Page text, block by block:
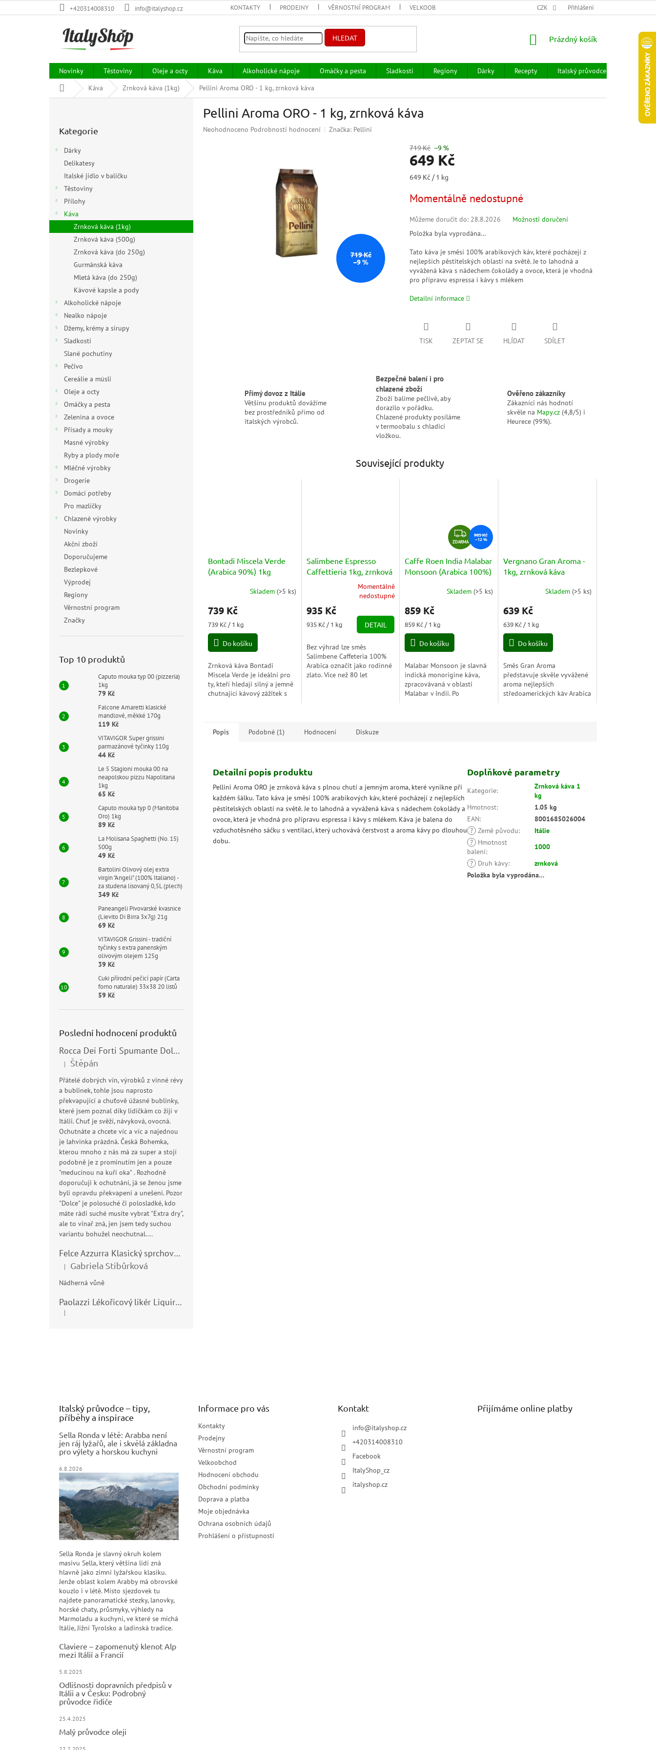
na
+420314008310 info@italyshop.cz KONTAKTY PRODEJNY VĚRNOSTNÍ PROGRAM VELKOOBCHOD HODNOCENÍ OBCHODU OBCHODNÍ PODMÍNKY
CZK Přihlášení
HLEDAT
NÁKUPNÍ
Prázdný košík
Novinky Těstoviny Oleje a octy Káva Alkoholické nápoje Omáčky a pesta Sladkosti Regiony Dárky Recepty Italský průvodce
Prodejny
Domů
Káva Zrnková káva (1kg) Pellini Aroma ORO - 1 kg, zrnková káva
n
e
kategorie
Kategorie
Dárky
Delikatesy
Italské jídlo v balíčku
Těstoviny
Přílohy
Káva
Zrnková káva (1kg)
Zrnková káva (500g)
Zrnková káva (do 250g)
Gurmánská káva
Mletá káva (do 250g)
Kávové kapsle a pody
Alkoholické nápoje
Nealko nápoje
Džemy, krémy a sirupy
Sladkosti
Slané pochutiny
Pečivo
Cereálie a müsli
Oleje a octy
Omáčky a pesta
Zelenina a ovoce
Přísady a mouky
Masné výrobky
Ryby a plody moře
Mléčné výrobky
Drogerie
Domácí potřeby
Pro mazlíčky
Chlazené výrobky
Novinky
Akční zboží
Doporučujeme
Bezlepkové
Výprodej
Regiony
Věrnostní program
Značky
Top 10 produktů
Caputo mouka typ 00 (pizzeria)
1kg
79 Kč
Falcone Amaretti klasické
mandlové, měkké 170g
119 Kč
VITAVIGOR Super grissini
parmazánové tyčinky 110g
44 Kč
Le 5 Stagioni mouka 00 na
neapolskou pizzu Napolitana
1kg
65 Kč
Caputo mouka typ 0 (Manitoba
Oro) 1kg
89 Kč
La Molisana Spaghetti (No. 15)
500g
49 Kč
Bartolini Olivový olej extra
virgin "Angeli" (100% Italiano) -
za studena lisovaný 0,5L (plech)
349 Kč
Paneangeli Pivovarské kvasnice
(Lievito Di Birra 3x7g) 21g
69 Kč
VITAVIGOR Grissini - tradiční
tyčinky s extra panenským
olivovým olejem 125g
39 Kč
Cuki přírodní pečicí papír (Carta
forno naturale) 33x38 20 listů
59 Kč
Poslední hodnocení produktů
Rocca Dei Forti Spumante Dolce 11,5% 0,75l
Hodnocení produktu je 5 z 5 hvězdiček.
| Štěpán
Přátelé dobrých vín, výrobků z vinné révy
a bublinek, tohle jsou naprosto
překvapující a chuťově úžasné bublinky,
které jsem poznal díky lidičkám co žijí v
Itálii. Chuť je svěží, návyková, ovocná.
Ochutnáte a chcete víc a víc a najednou
je lahvinka prázdná. Česká Bohemka,
kterou mnoho z nás má za super a stojí
podobně je z prominutím jen a pouze
"meducínou na kuří oka" . Rozhodně
doporučuji k ochutnání, já se ženou jsme
byli opravdu překvapeni a unešeni. Pozor
"Dolce" je polosuché či polosladké, kdo
máte rádi suché musíte vybrat "Extra dry",
ale to vinař zná, jen jsem tedy suchou
variantu bohužel neochutnal....
Felce Azzurra Klasický sprchový gel - doccia gel 400ml
Hodnocení produktu je 5 z 5 hvězdiček.
| Gabriela Stibůrková
Nádherná vůně
Paolazzi Lékořicový likér Liquirizia 24% 0,7L
Hodnocení produktu je 5 z 5 hvězdiček.
|
Pellini Aroma ORO - 1 kg, zrnková káva
Průměrné
Neohodnoceno Podrobnosti hodnocení Značka: Pellini
719 Kč
–9 %
719 Kč –9 %
649 Kč
Měrná
649 Kč / 1 kg
Momentálně nedostupné
Můžeme doručit do: 28.8.2026
Možnosti doručení
Položka byla vyprodána…
Tato káva je směsí 100% arabikových káv, které pocházejí z
nejlepších pěstitelských oblastí na světě. Je to lahodná a
vyvážená káva s nádechem čokolády a ovoce, která je vhodná
pro přípravu espressa i kávy s mlékem
Detailní informace
TISK ZEPTAT SE HLÍDAT SDÍLET
Přímý dovoz z Itálie
Většinu produktů dovážíme
bez prostředníků přímo od
italských výrobců.
Bezpečné balení i pro
chlazené zboží
Zboží balíme pečlivě, aby
dorazilo v pořádku.
Chlazené produkty posíláme
v termoobalu s chladicí
vložkou.
Ověřeno zákazníky
Zákazníci nás hodnotí
skvěle na Mapy.cz (4,8/5) i
Heurece (99%).
Související produkty
Bontadi Miscela Verde
(Arabica 90%) 1kg
Skladem (>5 ks)
739 Kč
Měrná
cena:
739 Kč / 1 kg
Do košíku
Zrnková káva Bontadi
Miscela Verde je ideální pro
ty, kteří hledají silný a jemně
chutnající kávový zážitek s
Salimbene Espresso
Caffettieria 1kg, zrnková
produktu
5,0
5
hvězdiček.
Momentálně
nedostupné
935 Kč
Měrná
935 Kč / 1 kg DETAIL
Bez výhrad lze směs
Salimbene Caffeteria 100%
Arabica označit jako rodinné
zlato. Více než 80 let
Z
D
A
R
A
ZDARMA
985 Kč
–12 %
Caffe Roen India Malabar
Monsoon (Arabica 100%)
Skladem(>5 ks)
859 Kč
Měrná
cena:
859 Kč / 1 kg
Do košíku
Malabar Monsoon je slavná
indická monorigine káva,
zpracovávaná v oblasti
Malabar v Indii. Po
Vergnano Gran Aroma -
1kg, zrnková káva
produktu
5,0
5
Skladem(>5 ks)
639 Kč
Měrná
cena:
639 Kč / 1 kg
Do košíku
Směs Gran Aroma
představuje skvěle vyvážené
aroma nejlepších
středoamerických káv Arabica
Popis Podobné (1) Hodnocení Diskuze
Detailní popis produktu
Pellini Aroma ORO je zrnková káva s plnou chutí a jemným aroma, které vynikne při
každém šálku. Tato káva je směsí 100% arabikových káv, které pocházejí z nejlepších
pěstitelských oblastí na světě. Je to lahodná a vyvážená káva s nádechem čokolády a
ovoce, která je vhodná pro přípravu espressa i kávy s mlékem. Káva je balena do
vzduchotěsného sáčku s ventilací, který uchovává čerstvost a aroma kávy po dlouhou
dobu.
Doplňkové parametry
Kategorie:
Zrnková káva 1
kg
Hmotnost:
1.05 kg
EAN:
8001685026004
? Země původu:
Itálie
?
Hmotnost
balení:
1000
?
Druh kávy:
zrnková
Položka byla vyprodána…
Italský průvodce – tipy,
příběhy a inspirace
Sella Ronda v létě: Arabba není
jen ráj lyžařů, ale i skvělá základna
pro výlety a horskou kuchyni
6.8.2026
Sella Ronda je slavný okruh kolem
masivu Sella, který většina lidí zná
hlavně jako zimní lyžařskou klasiku.
Jenže oblast kolem Arabby má obrovské
kouzlo i v létě. Místo sjezdovek tu
najdete panoramatické stezky, lanovky,
horské chaty, průsmyky, výhledy na
Marmoladu a kuchyni, ve které se míchá
Itálie, Jižní Tyrolsko a ladinská tradice.
Claviere – zapomenutý klenot Alp
mezi Itálií a Francií
5.8.2025
Odlišnosti dopravních předpisů v
Itálii a v Česku: Podrobný
průvodce řidiče
25.4.2025
Malý průvodce oleji
Informace pro vás
Kontakty
Prodejny
Věrnostní program
Velkoobchod
Hodnocení obchodu
Obchodní podmínky
Doprava a platba
Moje objednávka
Ochrana osobních údajů
Prohlášení o přístupnosti
Kontakt
info@italyshop.cz
+420314008310
Facebook
ItalyShop_cz
italyshop.cz
Přijímáme online platby